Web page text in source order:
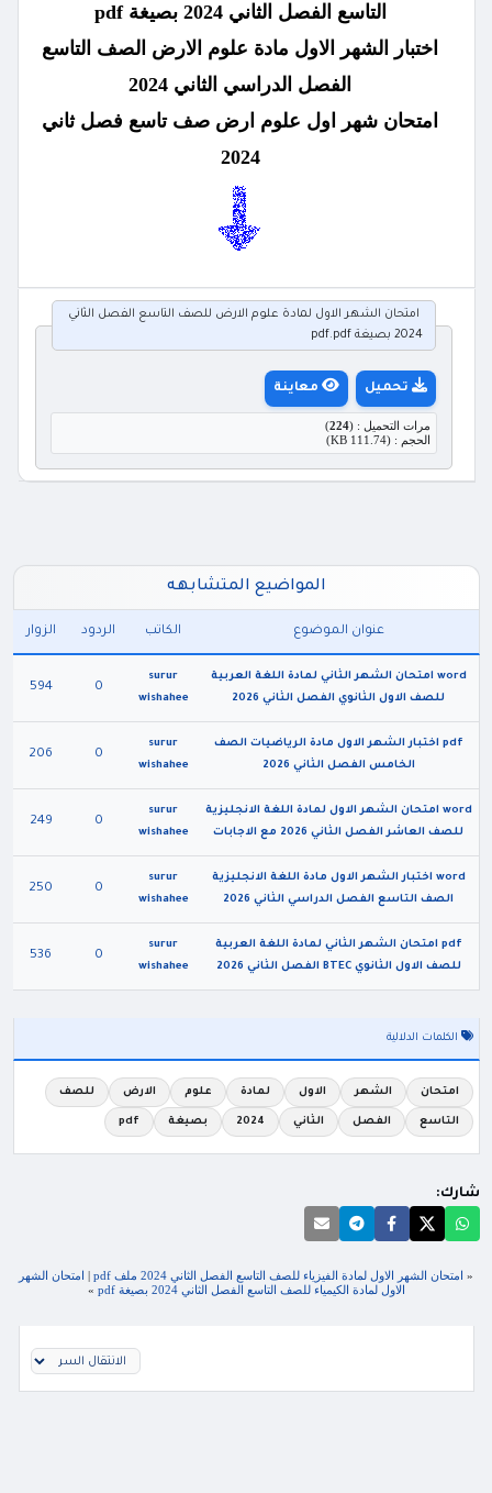
التاسع الفصل الثاني 2024 بصيغة pdf
اختبار الشهر الاول مادة علوم الارض الصف التاسع
الفصل الدراسي الثاني 2024
امتحان شهر اول علوم ارض صف تاسع فصل ثاني
2024
امتحان الشهر الاول لمادة علوم الارض للصف التاسع الفصل الثاني
2024 بصيغة pdf.pdf
تحميل معاينة
مرات التحميل : (224
)
الحجم : (111.74 KB)
المواضيع المتشابهه
عنوان الموضوع الكاتب الردود الزوار
word امتحان الشهر الثاني لمادة اللغة العربية
للصف الاول الثانوي الفصل الثاني 2026
surur
wishahee
0
594
pdf اختبار الشهر الاول مادة الرياضيات الصف
الخامس الفصل الثاني 2026
surur
wishahee
0
206
word امتحان الشهر الاول لمادة اللغة الانجليزية
للصف العاشر الفصل الثاني 2026 مع الاجابات
surur
wishahee
0
249
word اختبار الشهر الاول مادة اللغة الانجليزية
الصف التاسع الفصل الدراسي الثاني 2026
surur
wishahee
0
250
pdf امتحان الشهر الثاني لمادة اللغة العربية
للصف الاول الثانوي BTEC الفصل الثاني 2026
surur
wishahee
0
536
الكلمات الدلالية
امتحان الشهر الاول لمادة علوم الارض للصف
التاسع الفصل الثاني 2024 بصيغة pdf
شارك:
« امتحان الشهر الاول لمادة الفيزياء للصف التاسع الفصل الثاني 2024 ملف pdf | امتحان الشهر
الاول لمادة الكيمياء للصف التاسع الفصل الثاني 2024 بصيغة pdf
»